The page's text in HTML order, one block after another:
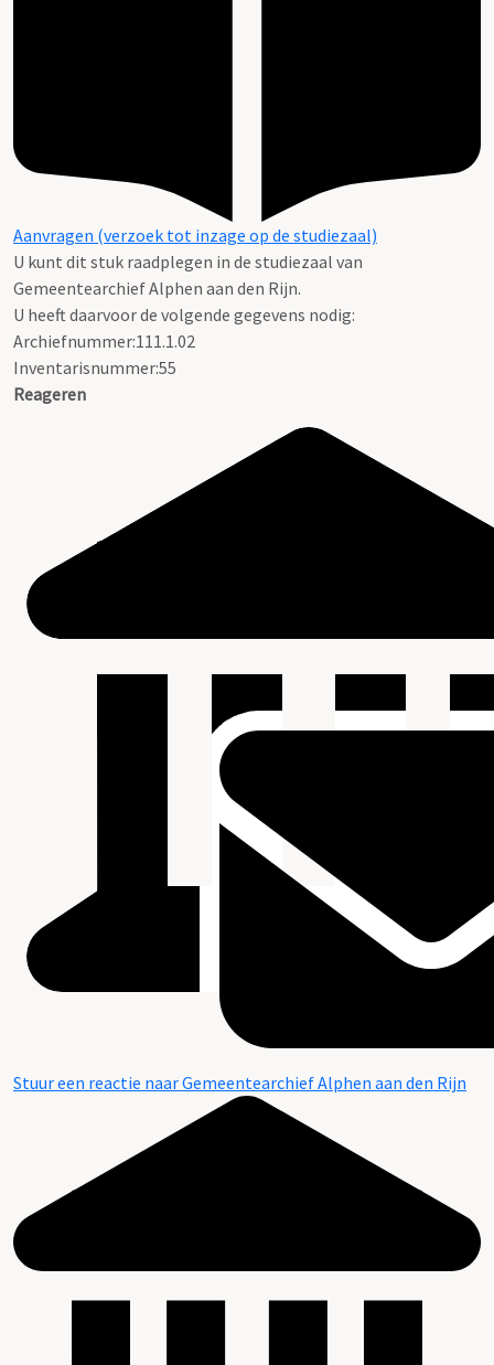
Aanvragen (verzoek tot inzage op de studiezaal)
U kunt dit stuk raadplegen in de studiezaal van
Gemeentearchief Alphen aan den Rijn.
U heeft daarvoor de volgende gegevens nodig:
Archiefnummer:111.1.02
Inventarisnummer:55
Reageren
Stuur een reactie naar Gemeentearchief Alphen aan den Rijn